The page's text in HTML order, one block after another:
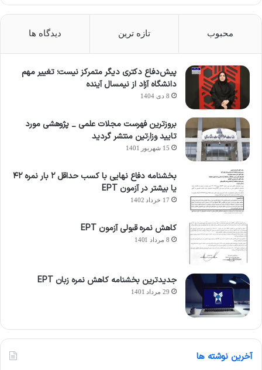
محبوب تازه ترین دیدگاه ها
پیش‌دفاع دکتری دیگر متمرکز نیست؛ تغییر مهم
دانشگاه آزاد از نیمسال آینده
8 دی 1404
بروزترین فهرست مجلات علمی _ پژوهشی مورد
تایید وزارتین منتشر گردید
15 شهریور 1401
بخشنامه دفاع نهایی با کسب حداقل ۲ بار نمره ۴۲
یا بیشتر در آزمون EPT
17 خرداد 1402
کاهش نمره قبولی آزمون EPT
8 مرداد 1401
جدیدترین بخشنامه کاهش نمره زبان EPT
29 مرداد 1401
آخرین نوشته ها